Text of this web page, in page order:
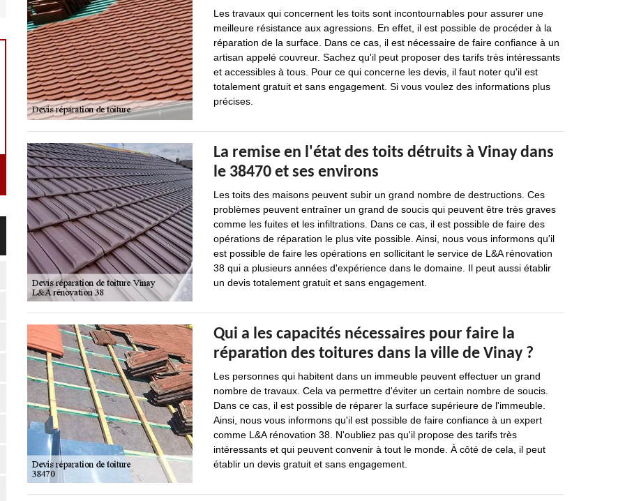
Les travaux qui concernent les toits sont incontournables pour assurer une
meilleure résistance aux agressions. En effet, il est possible de procéder à la
réparation de la surface. Dans ce cas, il est nécessaire de faire confiance à un
artisan appelé couvreur. Sachez qu'il peut proposer des tarifs très intéressants
et accessibles à tous. Pour ce qui concerne les devis, il faut noter qu'il est
totalement gratuit et sans engagement. Si vous voulez des informations plus
précises.
La remise en l'état des toits détruits à Vinay dans
le 38470 et ses environs
Les toits des maisons peuvent subir un grand nombre de destructions. Ces
problèmes peuvent entraîner un grand de soucis qui peuvent être très graves
comme les fuites et les infiltrations. Dans ce cas, il est possible de faire des
opérations de réparation le plus vite possible. Ainsi, nous vous informons qu'il
est possible de faire les opérations en sollicitant le service de L&A rénovation
38 qui a plusieurs années d'expérience dans le domaine. Il peut aussi établir
un devis totalement gratuit et sans engagement.
Qui a les capacités nécessaires pour faire la
réparation des toitures dans la ville de Vinay ?
Les personnes qui habitent dans un immeuble peuvent effectuer un grand
nombre de travaux. Cela va permettre d'éviter un certain nombre de soucis.
Dans ce cas, il est possible de réparer la surface supérieure de l'immeuble.
Ainsi, nous vous informons qu'il est possible de faire confiance à un expert
comme L&A rénovation 38. N'oubliez pas qu'il propose des tarifs très
intéressants et qui peuvent convenir à tout le monde. À côté de cela, il peut
établir un devis gratuit et sans engagement.